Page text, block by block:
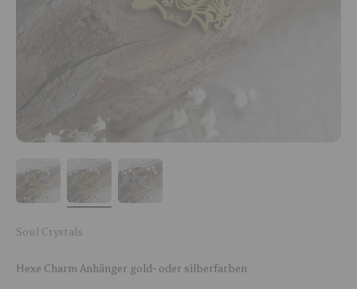
Soul Crystals
Hexe Charm Anhänger gold- oder silberfarben